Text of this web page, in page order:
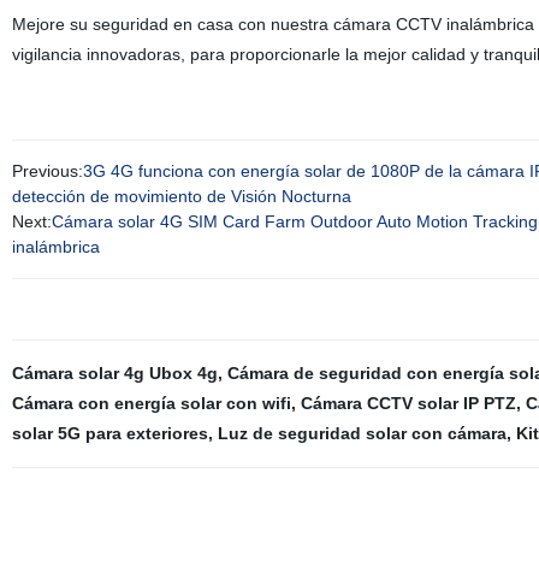
Mejore su seguridad en casa con nuestra cámara CCTV
vigilancia innovadoras, para proporcionarle la mejor calidad y
Previous:3G 4G funciona con energía solar de 1080P de la cámara
detección de movimiento de Visión Nocturna
Next:Cámara solar 4G SIM Card Farm Outdoor Auto Motion
inalámbrica
Cámara solar 4g Ubox 4g, Cámara de seguridad con energía
Cámara con energía solar con wifi, Cámara CCTV solar IP PTZ,
solar 5G para exteriores, Luz de seguridad solar con cámara,